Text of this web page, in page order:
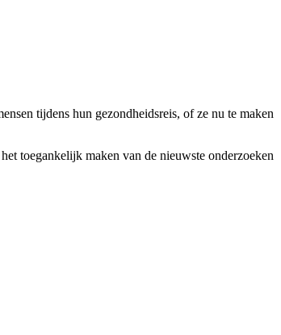
tijdens hun gezondheidsreis, of ze nu te maken
toegankelijk maken van de nieuwste onderzoeken